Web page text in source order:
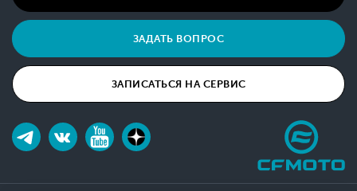
ЗАДАТЬ ВОПРОС
ЗАПИСАТЬСЯ НА СЕРВИС